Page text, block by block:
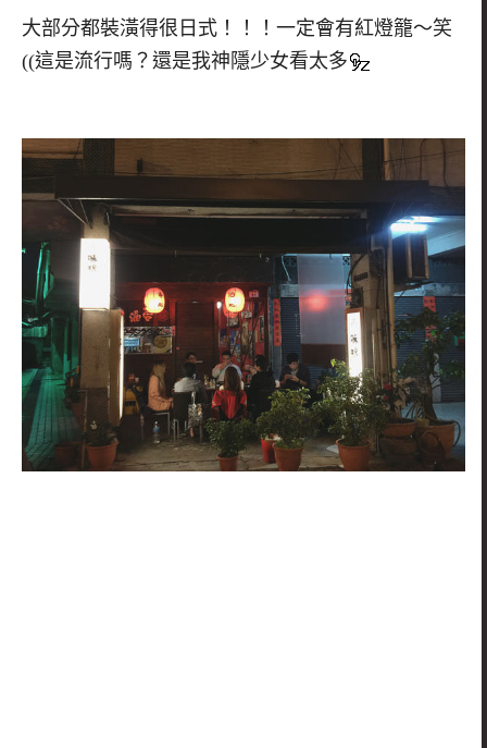
大部分都裝潢得很日式！！！一定會有紅燈籠～笑
((這是流行嗎？還是我神隱少女看太多